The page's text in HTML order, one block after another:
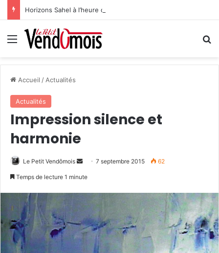
Horizons Sahel à l’heure du bilan
Menu
Accueil / Actualités
Actualités
Impression silence et
harmonie
Le Petit Vendômois
e
r
7 septembre 2015 62
Temps de lecture 1 minute